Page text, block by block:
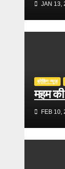
JAN 13,
ब्रेकिंग न्यूज़
महम
FEB 10,